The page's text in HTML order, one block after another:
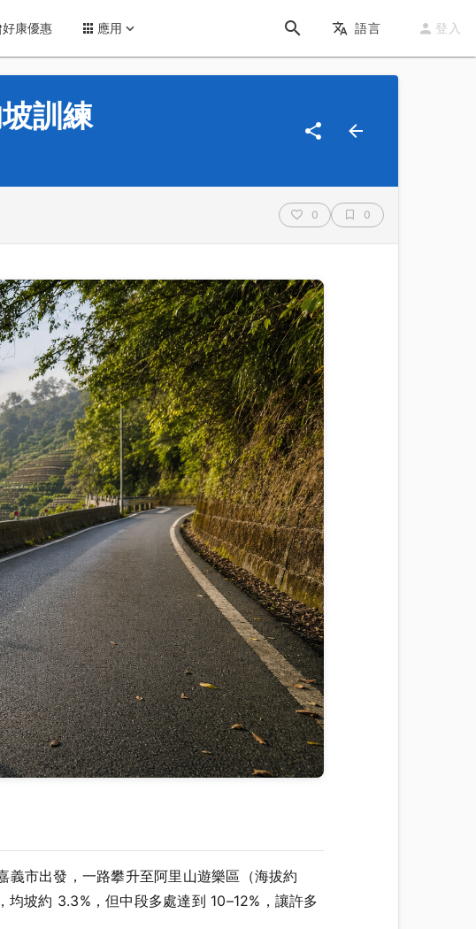
好康優惠 應用 語言 登入
訓練
0 0
市出發，一路攀升至阿里山遊樂區（海拔約
坡約 3.3%，但中段多處達到 10–12%，讓許多